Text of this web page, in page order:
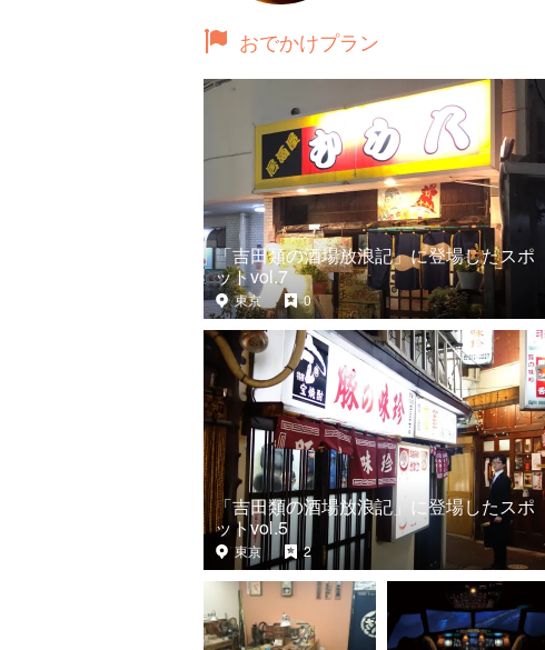
おでかけプラン
「吉田類の酒場放浪記」に登場したスポ
ットvol.7
東京 0
「吉田類の酒場放浪記」に登場したスポ
ットvol.5
東京 2